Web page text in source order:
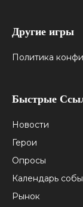
Другие игры
Политика
Быстрые
Новости
Герои
Опросы
Календарь
Рынок